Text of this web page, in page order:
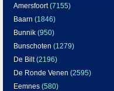
Amersfoort(7155)
Baarn (1846)
Bunnik (950)
Bunschoten (1279)
De Bilt(2196)
De Ronde Venen (2595)
Eemnes (580)